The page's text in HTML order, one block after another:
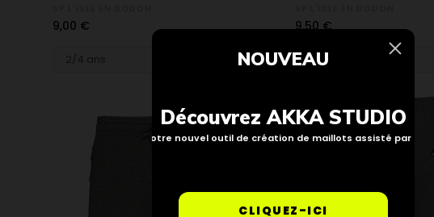
Prix
9,00 € Prix
9,50 €
NOUVEAU
Découvrez AKKA STUDIO
CLIQUEZ-ICI
Notre nouvel outil de création de maillots assisté par IA